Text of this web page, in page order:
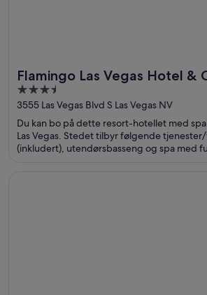
Flamingo Las Vegas Hotel &
3.5
out
of
5
3555 Las Vegas Blvd S Las Vegas NV
Du kan bo på dette resort-hotellet med
Las Vegas. Stedet tilbyr følgende
(inkludert), utendørsbasseng og spa med